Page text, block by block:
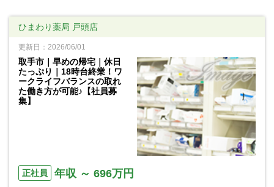
ひまわり薬局 戸頭店
更新日：2026/06/01
取手市｜早めの帰宅｜休日
たっぷり｜18時台終業！ワ
ークライフバランスの取れ
た働き方が可能♪【社員募
集】
正社員 年収 ～ 696万円